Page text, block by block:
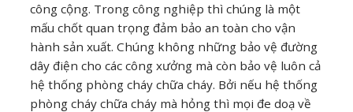
công cộng. Trong công nghiệp thì chúng là một
mấu chốt quan trọng đảm bảo an toàn cho vận
hành sản xuất. Chúng không những bảo vệ đường
dây điện cho các công xưởng mà còn bảo vệ luôn cả
hệ thống phòng cháy chữa cháy. Bởi nếu hệ thống
phòng cháy chữa cháy mà hỏng thì mọi đe doạ về